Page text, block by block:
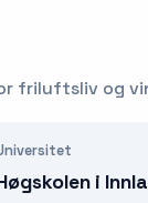
friluftsliv og
i